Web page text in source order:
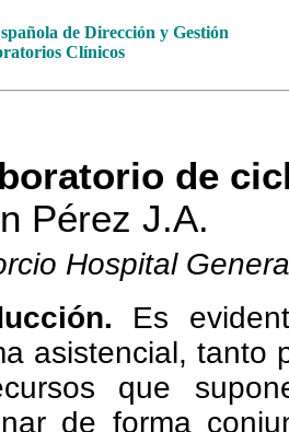
de Dirección y Gestión
Clínicos
de
Pérez J.A.
Hospital
Es
asistencial, tanto
que
de forma